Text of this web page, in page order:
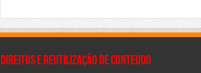
Direitos e Reutilização de Conteúdo